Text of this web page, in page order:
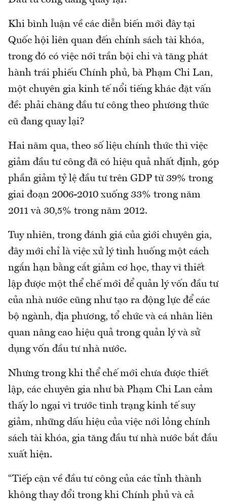
Khi bình luận về các diễn biến mới đây tại
Quốc hội liên quan đến chính sách tài khóa,
trong đó có việc nới trần bội chi và tăng phát
hành trái phiếu Chính phủ, bà Phạm Chi Lan,
một chuyên gia kinh tế nổi tiếng khác đặt vấn
đề: phải chăng đầu tư công theo phương thức
cũ đang quay lại?
Hai năm qua, theo số liệu chính thức thì việc
giảm đầu tư công đã có hiệu quả nhất định, góp
phần giảm tỷ lệ đầu tư trên GDP từ 39% trong
giai đoạn 2006-2010 xuống 33% trong năm
2011 và 30,5% trong năm 2012.
Tuy nhiên, trong đánh giá của giới chuyên gia,
đây mới chỉ là việc xử lý tình huống một cách
ngắn hạn bằng cắt giảm cơ học, thay vì thiết
lập được một thể chế mới để quản lý vốn đầu tư
của nhà nước cũng như tạo ra động lực để các
bộ ngành, địa phương, tổ chức và cá nhân liên
quan nâng cao hiệu quả trong quản lý và sử
dụng vốn đầu tư nhà nước.
Nhưng trong khi thể chế mới chưa được thiết
lập, các chuyên gia như bà Phạm Chi Lan cảm
thấy lo ngại vì trước tình trạng kinh tế suy
giảm, những dấu hiệu của việc nới lỏng chính
sách tài khóa, gia tăng đầu tư nhà nước bắt đầu
xuất hiện.
“Tiếp cận về đầu tư công của các tỉnh thành
không thay đổi trong khi Chính phủ và cả